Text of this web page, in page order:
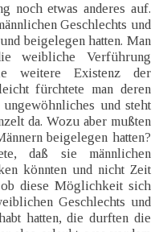
noch etwas anderes auf.
Geschlechts und
beigelegen hatten. Man
weibliche Verführung
weitere Existenz der
fürchtete man deren
und steht
da. Wozu aber mußten
beigelegen hatten?
daß sie männlichen
könnten und nicht Zeit
diese Möglichkeit sich
Geschlechts und
hatten, die durften die